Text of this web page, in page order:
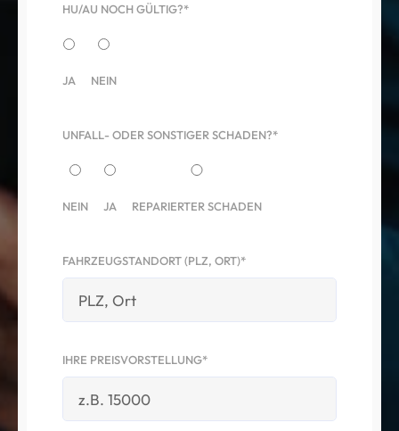
HU/AU NOCH GÜLTIG?*
JA NEIN
UNFALL- ODER SONSTIGER SCHADEN?*
NEIN JA REPARIERTER SCHADEN
FAHRZEUGSTANDORT (PLZ, ORT)*
IHRE PREISVORSTELLUNG*